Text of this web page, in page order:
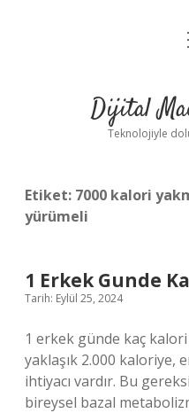
Dijital
Teknolojiyle
Etiket: 7000 kalori
yürümeli
1 Erkek Gunde
Tarih: Eylül 25, 2024
1 erkek günde kaç kalori
yaklaşık 2.000 kaloriye,
ihtiyacı vardır. Bu
bireysel bazal